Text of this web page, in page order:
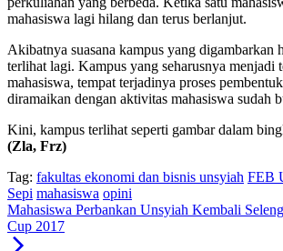
mahasiswa lagi hilang dan terus berlanjut.
Akibatnya suasana kampus yang digambarkan
terlihat lagi. Kampus yang seharusnya menjadi
mahasiswa, tempat terjadinya proses
diramaikan dengan aktivitas mahasiswa sudah
Kini, kampus terlihat seperti gambar dalam
(Zla, Frz)
Tag: fakultas ekonomi dan bisnis unsyiah FEB
Sepi mahasiswa opini
Mahasiswa Perbankan Unsyiah Kembali
Cup 2017